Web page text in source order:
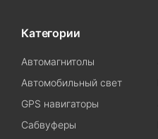
Категории
Автомагнитолы
Автомобильный свет
GPS навигаторы
Сабвуферы